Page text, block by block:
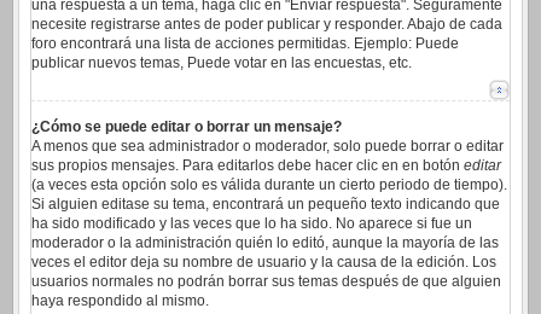
una respuesta a un tema, haga clic en "Enviar respuesta". Seguramente
necesite registrarse antes de poder publicar y responder. Abajo de cada
foro encontrará una lista de acciones permitidas. Ejemplo: Puede
publicar nuevos temas, Puede votar en las encuestas, etc.
¿Cómo se puede editar o borrar un mensaje?
A menos que sea administrador o moderador, solo puede borrar o editar
sus propios mensajes. Para editarlos debe hacer clic en en botón editar
(a veces esta opción solo es válida durante un cierto periodo de tiempo).
Si alguien editase su tema, encontrará un pequeño texto indicando que
ha sido modificado y las veces que lo ha sido. No aparece si fue un
moderador o la administración quién lo editó, aunque la mayoría de las
veces el editor deja su nombre de usuario y la causa de la edición. Los
usuarios normales no podrán borrar sus temas después de que alguien
haya respondido al mismo.